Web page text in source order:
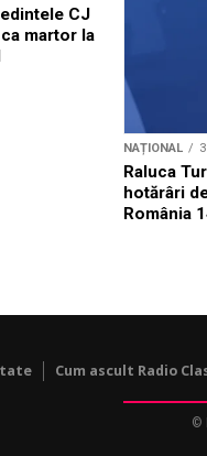
CJ
martor la
NAȚIONAL
Raluca
hotărâri
România
Cum ascult Radio
©